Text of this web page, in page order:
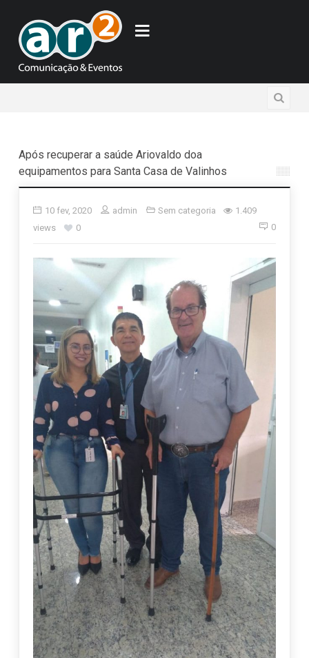
Após recuperar a saúde Ariovaldo doa
equipamentos para Santa Casa de Valinhos
10 fev, 2020 admin Sem categoria
1.409
views
0 0